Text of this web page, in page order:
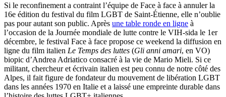
Si le reconfinement a contraint l’équipe de Face à face à annuler la
16e édition du festival du film LGBT de Saint-Étienne, elle n’oublie
pas pour autant son public. Après une table ronde en ligne à
l’occasion de la Journée mondiale de lutte contre le VIH-sida le 1er
décembre, le festival Face à face propose ce weekend la diffusion en
ligne du film italien Le Temps des luttes (Gli anni amari, en VO)
biopic d’Andrea Adriatico consacré à la vie de Mario Mieli. Si ce
militant, chercheur et écrivain italien est peu connu de notre côté des
Alpes, il fait figure de fondateur du mouvement de libération LGBT
dans les années 1970 en Italie et a laissé une empreinte durable dans